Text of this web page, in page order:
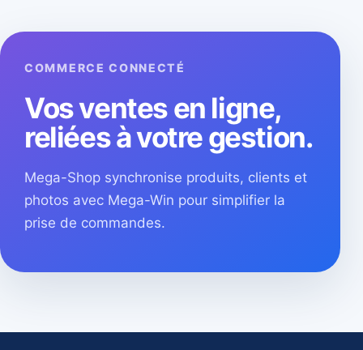
COMMERCE CONNECTÉ
Vos ventes en ligne,
reliées à votre gestion.
Mega-Shop synchronise produits, clients et
photos avec Mega-Win pour simplifier la
prise de commandes.